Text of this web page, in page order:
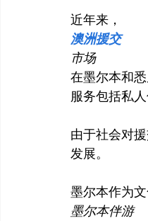
近年来，
澳洲援交
市场
在墨尔本和
服务包括私
由于社会对
发展。
墨尔本作为
墨尔本伴游